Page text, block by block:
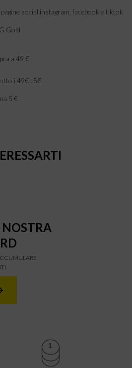
social instagram, facebook e tiktok
Gold
a 49 €
i 49€ : 5€
5 €